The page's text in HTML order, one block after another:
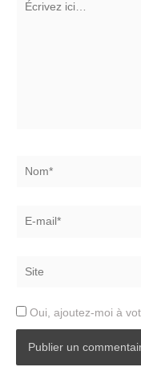
ici…
mail*
Oui, ajoutez-moi à